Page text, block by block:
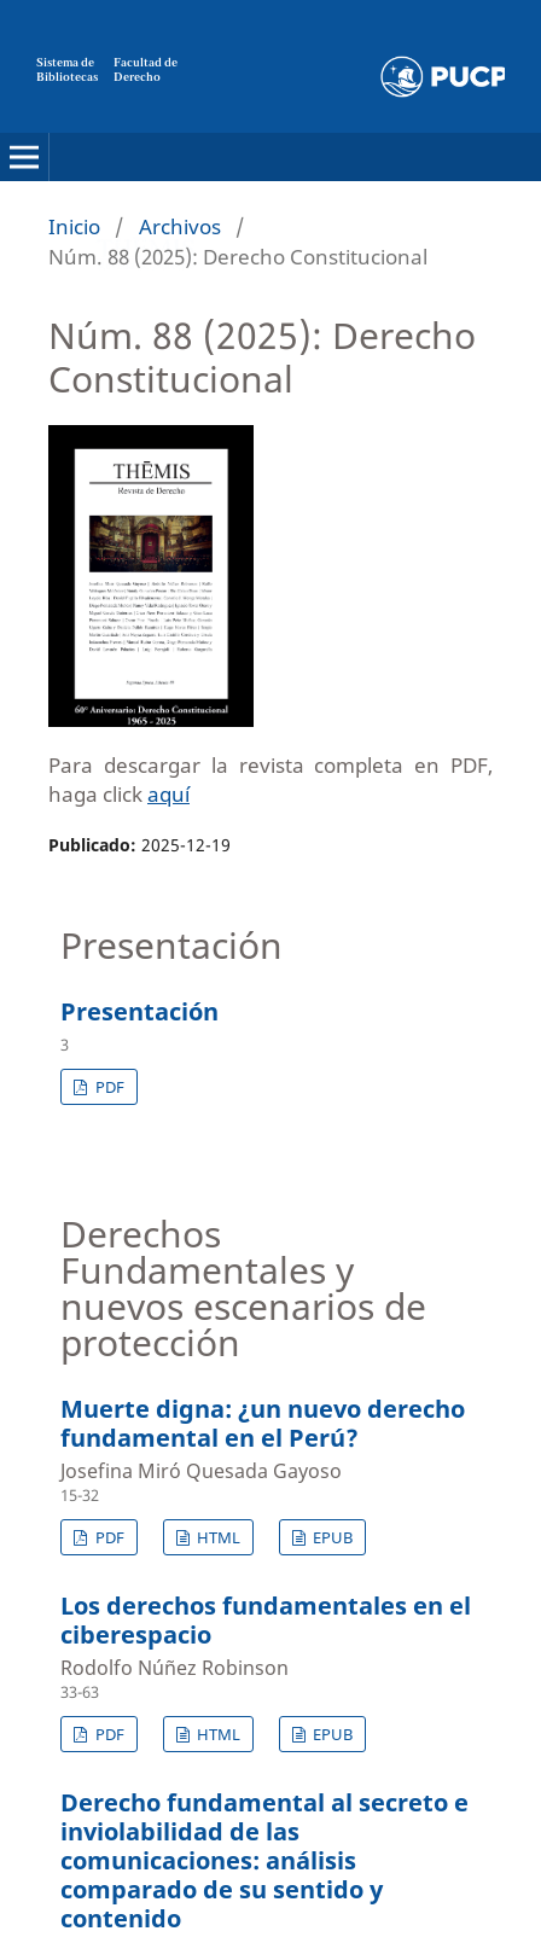
Sistema de
Bibliotecas
Facultad de
Derecho
Inicio / Archivos /
Núm. 88 (2025): Derecho Constitucional
Núm. 88 (2025): Derecho
Constitucional
Para descargar la revista completa en PDF,
haga clickaquí
Publicado: 2025-12-19
Presentación
Presentación
3
PDF
Derechos
Fundamentales y
nuevos escenarios de
protección
Muerte digna: ¿un nuevo derecho
fundamental en el Perú?
Josefina Miró Quesada Gayoso
15-32
PDF
HTML EPUB
Los derechos fundamentales en el
ciberespacio
Rodolfo Núñez Robinson
33-63
PDF
HTML EPUB
Derecho fundamental al secreto e
inviolabilidad de las
comunicaciones: análisis
comparado de su sentido y
contenido